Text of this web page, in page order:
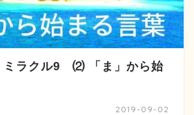
ラクル9 ⑵ 「ま」から始
2019-09-02